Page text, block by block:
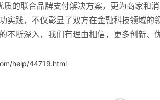
的联合品牌支付解决方案，更为商家和
实践，不仅彰显了双方在金融科技领域的
不断深入，我们有理由相信，更多创新、
help/44719.html